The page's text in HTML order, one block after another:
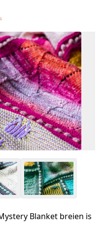
Blanket breien is